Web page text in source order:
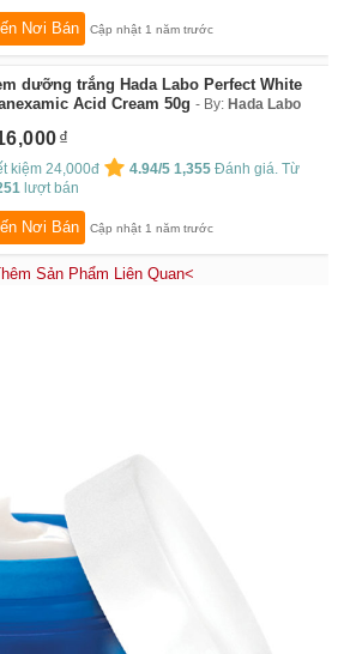
Nơi Bán Cập nhật 1 năm trước
dưỡng trắng Hada Labo Perfect White
Acid Cream 50g
By: Hada Labo
kiệm 24,000đ 4.94/5 1,355 Đánh giá. Từ
lượt bán
Nơi Bán Cập nhật 1 năm trước
Sản Phẩm Liên Quan<